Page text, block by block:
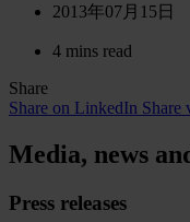
2013年07月15日
4 mins read
Share
Share on LinkedIn Share
Media, news
Press releases